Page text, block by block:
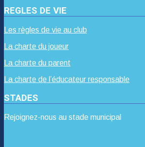
REGLES DE VIE
Les règles de vie au club
La charte du joueur
La charte du parent
La charte de l’éducateur responsable
STADES
Rejoignez-nous au stade municipal